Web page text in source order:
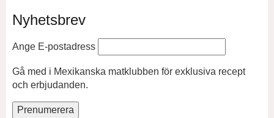
Nyhetsbrev
Ange E-postadress
Gå med i Mexikanska matklubben för exklusiva recept
och erbjudanden.